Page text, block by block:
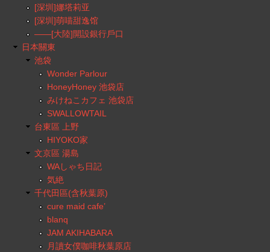
[深圳]娜塔莉亚
[深圳]萌喵甜逸馆
——[大陸]開設銀行戶口
日本關東
池袋
Wonder Parlour
HoneyHoney 池袋店
みけねこカフェ 池袋店
SWALLOWTAIL
台東區 上野
HIYOKO家
文京區 湯島
WAしゃち日記
気絶
千代田區(含秋葉原)
cure maid cafe’
blanq
JAM AKIHABARA
月讀女僕咖啡秋葉原店